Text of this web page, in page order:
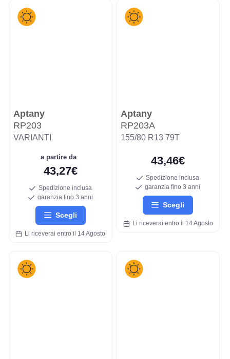
Aptany
RP203
VARIANTI
a partire da
43,27€
Spedizione inclusa
garanzia fino 3 anni
Scegli
Li riceverai entro il 14 Agosto
Aptany
RP203A
155/80 R13 79T
43,46€
Spedizione inclusa
garanzia fino 3 anni
Scegli
Li riceverai entro il 14 Agosto